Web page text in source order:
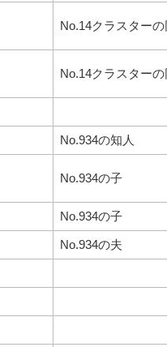
No.14クラスター
No.14クラスター
No.934の知人
No.934の子
No.934の子
No.934の夫